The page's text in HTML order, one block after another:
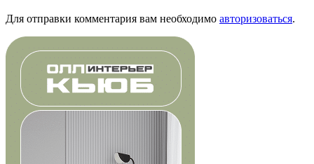
Для отправки комментария вам необходимо авторизоваться.